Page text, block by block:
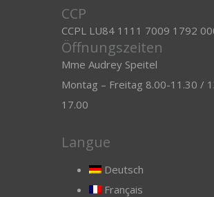
CCP
CCPL LU84 1111 7009 1792
Öffnungszeiten
Mme Audrey Speitel
Montag – Freitag 8.00-11.30 /
17.00
Langue
Deutsch
Français